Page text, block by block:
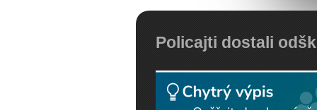
Policajti dostali